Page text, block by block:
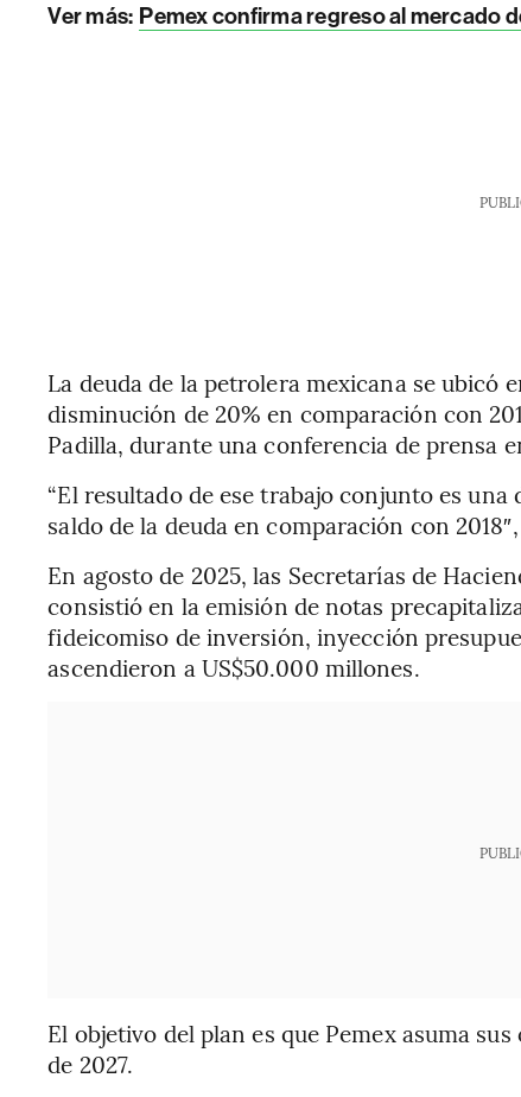
Ver más: Pemex confirma regreso al mercado
La deuda de la petrolera mexicana se ubicó
disminución de 20% en comparación con
Padilla, durante una conferencia de prensa
“El resultado de ese trabajo conjunto es
saldo de la deuda en comparación con
En agosto de 2025, las Secretarías de
consistió en la emisión de notas
fideicomiso de inversión, inyección
ascendieron a US$50.000 millones.
El objetivo del plan es que Pemex asuma
de 2027.